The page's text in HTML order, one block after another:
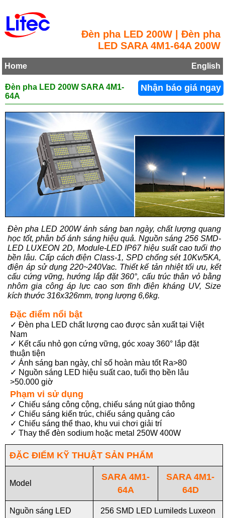
Đèn pha LED 200W | Đèn pha
LED SARA 4M1-64A 200W
Home English
Nhận báo giá ngay
Đèn pha LED 200W SARA 4M1-
64A
Đèn pha LED 200W ánh sáng ban ngày, chất lượng quang
học tốt, phân bố ánh sáng hiệu quả. Nguồn sáng 256 SMD-
LED LUXEON 2D, Module-LED IP67 hiệu suất cao tuổi thọ
bền lâu. Cấp cách điện Class-1, SPD chống sét 10Kv/5KA,
điện áp sử dụng 220~240Vac. Thiết kế tản nhiệt tối ưu, kết
cấu cứng vững, hướng lắp đặt 360°, cấu trúc thân vỏ bằng
nhôm gia công áp lực cao sơn tĩnh điện kháng UV, Size
kích thước 316x326mm, trọng lượng 6,6kg.
Đặc điểm nổi bật
✓ Đèn pha LED chất lượng cao được sản xuất tại Việt
Nam
✓ Kết cấu nhỏ gọn cứng vững, góc xoay 360° lắp đặt
thuận tiện
✓ Ánh sáng ban ngày, chỉ số hoàn màu tốt Ra>80
✓ Nguồn sáng LED hiệu suất cao, tuổi thọ bền lâu
>50.000 giờ
Phạm vi sử dụng
✓ Chiếu sáng công cộng, chiếu sáng nút giao thông
✓ Chiếu sáng kiến trúc, chiếu sáng quảng cáo
✓ Chiếu sáng thể thao, khu vui chơi giải trí
✓ Thay thế đèn sodium hoặc metal 250W 400W
ĐẶC ĐIỂM KỸ THUẬT SẢN PHẨM
Model
SARA 4M1-
64A
SARA 4M1-
64D
Nguồn sáng LED 256 SMD LED Lumileds Luxeon